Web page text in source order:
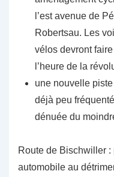
l’est avenue de
Robertsau. Les
vélos devront
l’heure de la
une nouvelle
déjà peu
dénuée du
Route de Bischwiller
automobile au